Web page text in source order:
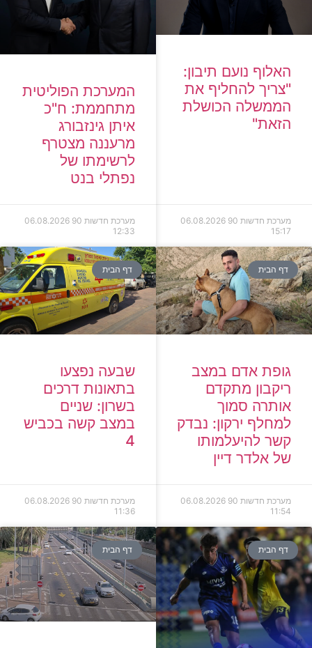
האלוף נועם תיבון:
"צריך להחליף את
הממשלה הכושלת
הזאת"
מערכת חדשות 90
06.08.2026
15:17
המערכת הפוליטית
מתחממת: ח"כ
איתן גינזבורג
מרעננה מצטרף
לרשימתו של
נפתלי בנט
מערכת חדשות 90
06.08.2026
12:33
דף הבית
גופת אדם במצב
ריקבון מתקדם
אותרה סמוך
למחלף ירקון: נבדק
קשר להיעלמותו
של אלדר דיין
מערכת חדשות 90
06.08.2026
11:54
דף הבית
שבעה נפצעו
בתאונות דרכים
בשרון: שניים
במצב קשה בכביש
4
מערכת חדשות 90
06.08.2026
11:36
דף הבית דף הבית